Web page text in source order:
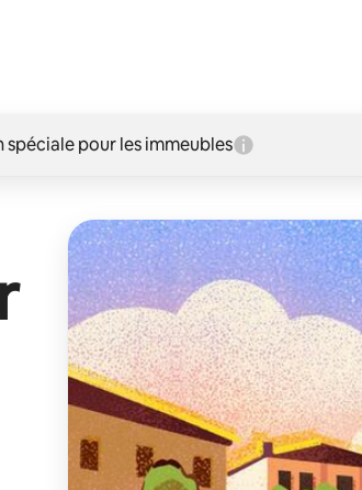
spéciale pour les immeubles